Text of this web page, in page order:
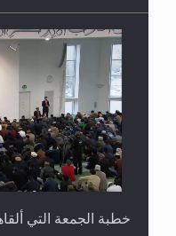
خطبة الجمعة التي